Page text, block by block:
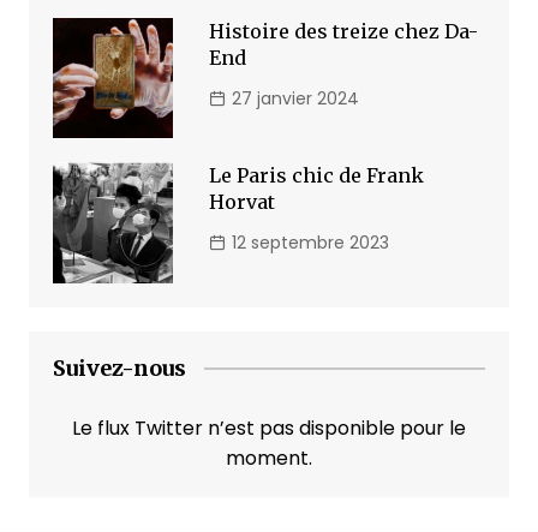
Histoire des treize chez Da-
End
27 janvier 2024
Le Paris chic de Frank
Horvat
12 septembre 2023
Suivez-nous
Le flux Twitter n’est pas disponible pour le
moment.